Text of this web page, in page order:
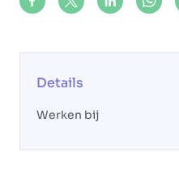
Share on Facebook
Share on X
Share on
Details
Werken bij